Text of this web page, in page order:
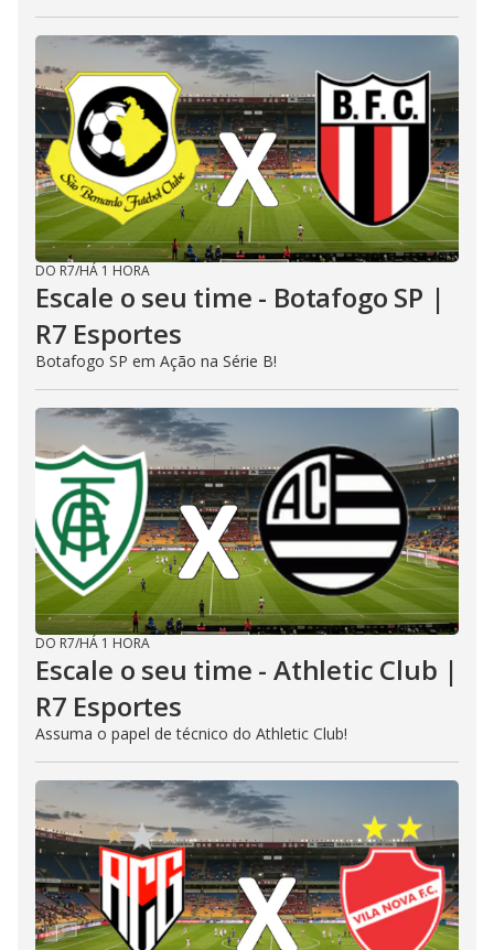
DO R7/HÁ 1 HORA
Escale o seu time - Botafogo SP |
R7 Esportes
Botafogo SP em Ação na Série B!
DO R7/HÁ 1 HORA
Escale o seu time - Athletic Club |
R7 Esportes
Assuma o papel de técnico do Athletic Club!